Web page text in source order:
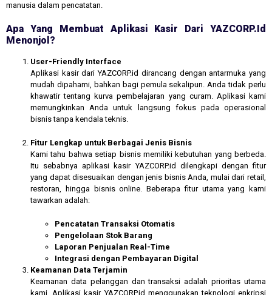
manusia dalam pencatatan.
Apa Yang Membuat Aplikasi Kasir Dari YAZCORP.id
Menonjol?
User-Friendly Interface
Aplikasi kasir dari YAZCORP.id dirancang dengan antarmuka yang
mudah dipahami, bahkan bagi pemula sekalipun. Anda tidak perlu
khawatir tentang kurva pembelajaran yang curam. Aplikasi kami
memungkinkan Anda untuk langsung fokus pada operasional
bisnis tanpa kendala teknis.
Fitur Lengkap untuk Berbagai Jenis Bisnis
Kami tahu bahwa setiap bisnis memiliki kebutuhan yang berbeda.
Itu sebabnya aplikasi kasir YAZCORP.id dilengkapi dengan fitur
yang dapat disesuaikan dengan jenis bisnis Anda, mulai dari retail,
restoran, hingga bisnis online. Beberapa fitur utama yang kami
tawarkan adalah:
Pencatatan Transaksi Otomatis
Pengelolaan Stok Barang
Laporan Penjualan Real-Time
Integrasi dengan Pembayaran Digital
Keamanan Data Terjamin
Keamanan data pelanggan dan transaksi adalah prioritas utama
kami. Aplikasi kasir YAZCORP.id menggunakan teknologi enkripsi